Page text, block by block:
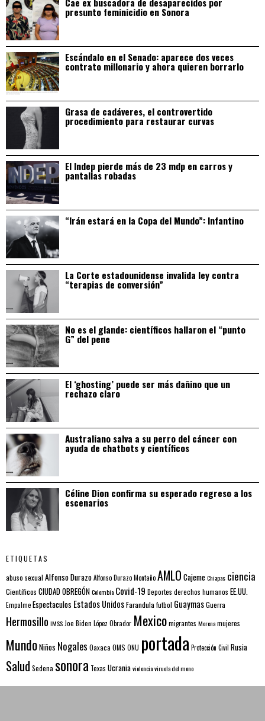
presunto feminicidio en Sonora
Escándalo en el Senado: aparece dos veces
contrato millonario y ahora quieren borrarlo
Grasa de cadáveres, el controvertido
procedimiento para restaurar curvas
El Indep pierde más de 23 mdp en carros y
pantallas robadas
“Irán estará en la Copa del Mundo”: Infantino
La Corte estadounidense invalida ley contra
“terapias de conversión”
No es el glande: científicos hallaron el “punto
G” del pene
El ‘ghosting’ puede ser más dañino que un
rechazo claro
Australiano salva a su perro del cáncer con
ayuda de chatbots y científicos
Céline Dion confirma su esperado regreso a los
escenarios
ETIQUETAS
abuso sexual Alfonso DurazoAlfonso Durazo MontañoAMLO CajemeChiapas ciencia
Científicos CIUDAD OBREGÓNColombia Covid-19 Deportes derechos humanos EE.UU.
EmpalmeEspectaculos Estados UnidosFarandulafutbol GuaymasGuerra
Hermosillo IMSS Joe Biden López Obrador Mexicomigrantes Morenamujeres
MundoNiños Nogales Oaxaca OMS ONU portada Protección Civil Rusia
Salud Sedena sonora Texas Ucraniaviolenciaviruela del mono